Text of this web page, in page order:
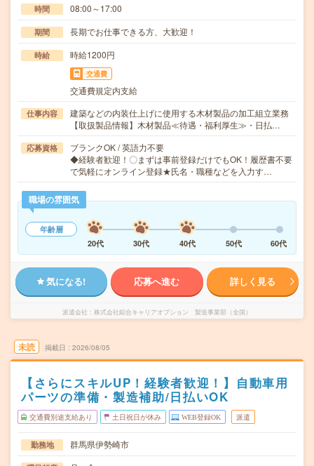
時間 08:00～17:00
期間 長期でお仕事できる方、大歓迎！
時給 時給1200円
交通費
交通費規定内支給
仕事内容
建築などの内装仕上げに使用する木材製品の加工組立業務
【取扱製品情報】木材製品≪待遇・福利厚生≫・日払…
応募資格
ブランクOK / 英語力不要
◆経験者歓迎！〇まずは事前登録だけでもOK！履歴書不要
で気軽にオンライン登録★氏名・職種などを入力す…
職場の雰囲気
年齢層
20代
30代 40代 50代 60代
気になる! 応募へ進む 詳しく見る
派遣会社 株式会社綜合キャリアオプション 製造事業部（全国）
未読 掲載日 2026/08/05
【さらにスキルUP！経験者歓迎！】自動車用
パーツの準備・製造補助/日払いOK
交通費別途支給あり 土日祝日が休み WEB登録OK 派遣
勤務地 群馬県伊勢崎市